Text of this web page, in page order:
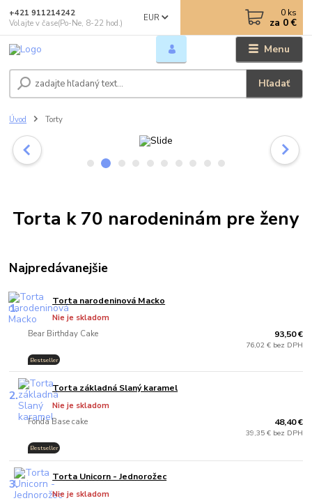
Menu
EUR
Hľadať
+421 911214242
Volajte v čase(Po-Ne, 8-22 hod.)
0 ks
za 0 €
Úvod Torty
Torta k 70 narodeninám pre ženy
Najpredávanejšie
1. Torta narodeninová Macko
Bear Birthday Cake
Nie je skladom
Bestseller
93,50 €
76,02 € bez DPH
2. Torta základná Slaný karamel
Fonda Base cake
Nie je skladom
Bestseller
48,40 €
39,35 € bez DPH
3. Torta Unicorn - Jednorožec
Nie je skladom